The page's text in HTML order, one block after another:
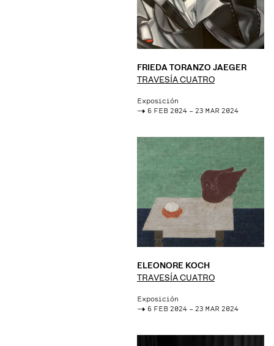
FRIEDA TORANZO JAEGER
TRAVESÍA CUATRO
Exposición
-> 6 FEB 2024 – 23 MAR 2024
ELEONORE KOCH
TRAVESÍA CUATRO
Exposición
-> 6 FEB 2024 – 23 MAR 2024